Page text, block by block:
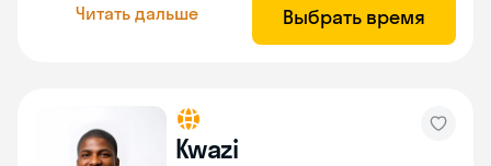
Читать дальше Выбрать время
Kwazi